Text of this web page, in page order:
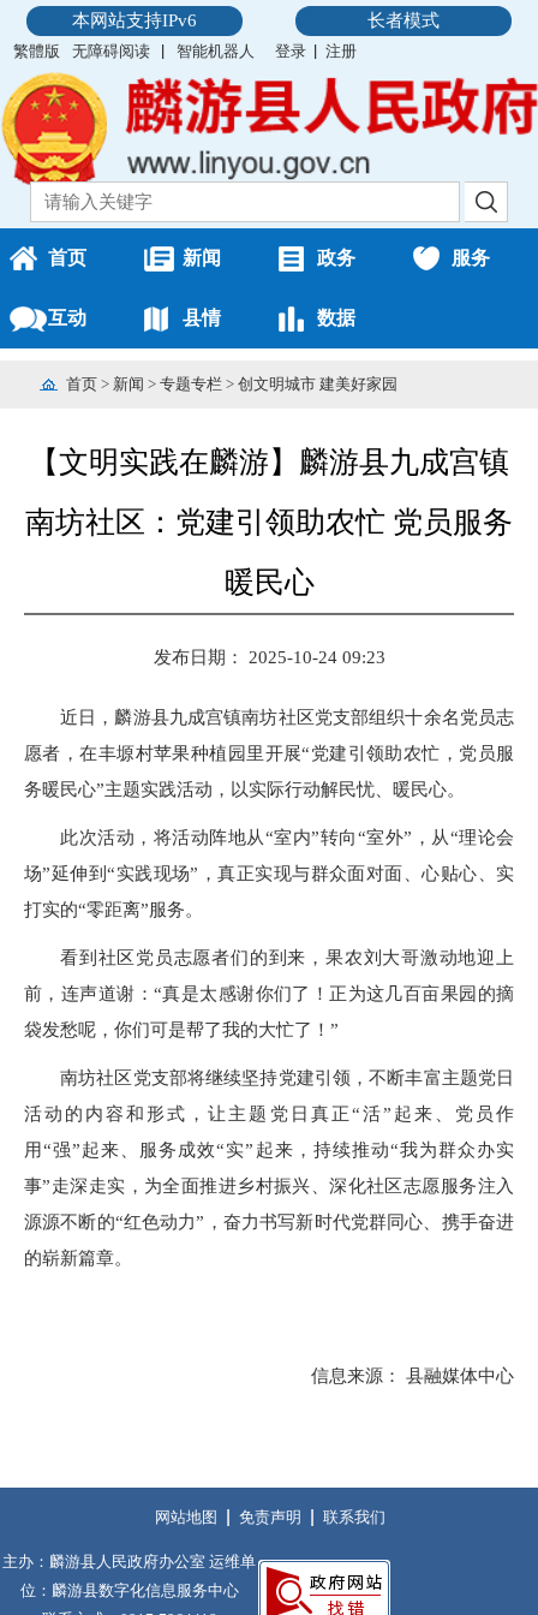
本网站支持IPv6 长者模式
繁體版 无障碍阅读 智能机器人 登录 注册
首页 新闻 政务 服务
互动 县情 数据
首页 > 新闻 > 专题专栏 > 创文明城市 建美好家园
【文明实践在麟游】麟游县九成宫镇
南坊社区：党建引领助农忙 党员服务
暖民心
发布日期： 2025-10-24 09:23
近日，麟游县九成宫镇南坊社区党支部组织十余名党员志
愿者，在丰塬村苹果种植园里开展“党建引领助农忙，党员服
务暖民心”主题实践活动，以实际行动解民忧、暖民心。
此次活动，将活动阵地从“室内”转向“室外”，从“理论会
场”延伸到“实践现场”，真正实现与群众面对面、心贴心、实
打实的“零距离”服务。
看到社区党员志愿者们的到来，果农刘大哥激动地迎上
前，连声道谢：“真是太感谢你们了！正为这几百亩果园的摘
袋发愁呢，你们可是帮了我的大忙了！”
南坊社区党支部将继续坚持党建引领，不断丰富主题党日
活动的内容和形式，让主题党日真正“活”起来、党员作
用“强”起来、服务成效“实”起来，持续推动“我为群众办实
事”走深走实，为全面推进乡村振兴、深化社区志愿服务注入
源源不断的“红色动力”，奋力书写新时代党群同心、携手奋进
的崭新篇章。
信息来源： 县融媒体中心
网站地图 免责声明 联系我们
主办：麟游县人民政府办公室 运维单
位：麟游县数字化信息服务中心